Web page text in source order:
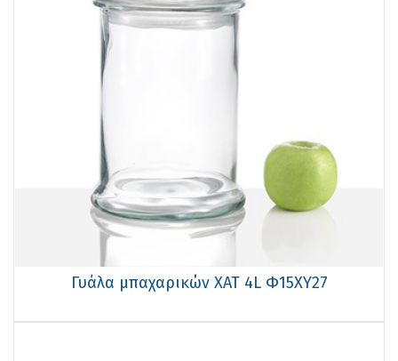
Γυάλα μπαχαρικών ΧΑΤ 4L Φ15XΥ27